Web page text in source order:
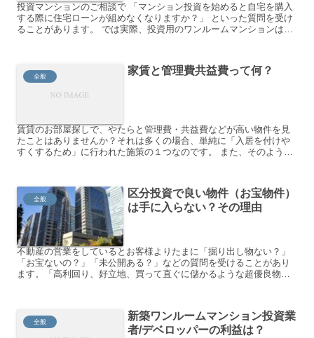
投資マンションのご相談で 「マンション投資を始めると自宅を購入
する際に住宅ローンが組めなくなりますか？」 といった質問を受け
ることがあります。 では実際、投資用のワンルームマンションは自
全般 家賃と管理費共益費って何？
賃貸のお部屋探しで、やたらと管理費・共益費などが高い物件を見
たことはありませんか？それは多くの場合、単純に「入居を付けや
すくするため」に行われた施策の１つなのです。 また、そのような
全般
区分投資で良い物件（お宝物件）
は手に入らない？その理由
不動産の営業をしているとお客様よりたまに「掘り出し物ない？」
「お宝ないの？」「未公開ある？」などの質問を受けることがあり
ます。「高利回り、好立地、買って直ぐに儲かるような超優良物
全般
新築ワンルームマンション投資業
者/デベロッパーの利益は？